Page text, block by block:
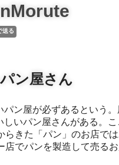
送る
ン屋さん
しいパン屋さんがある。
らきた「パン」のお店で
店でパンを製造して売るお